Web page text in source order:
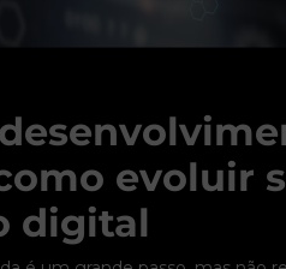
evoluir
digital